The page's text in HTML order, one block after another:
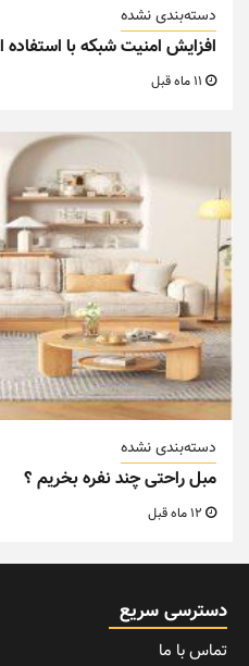
دسته‌بندی نشده
افزایش امنیت شبکه با استفاده
دسته‌بندی نشده
مبل راحتی چند نفره بخریم ؟
دسترسی سریع
تماس با ما